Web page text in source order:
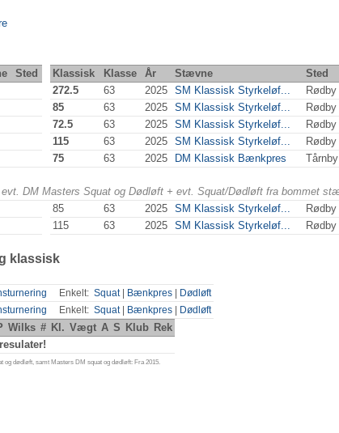
Sted Klassisk Klasse År Stævne
Sted
272.5 63 2025 SM Klassisk Styrkeløf...
Rødby
85 63 2025 SM Klassisk Styrkeløf...
Rødby
72.5 63 2025 SM Klassisk Styrkeløf...
Rødby
115 63 2025 SM Klassisk Styrkeløf...
Rødby
75 63 2025 DM Klassisk Bænkpres
DM Masters Squat og Dødløft + evt. Squat/Dødløft fra bommet
85 63 2025 SM Klassisk Styrkeløf...
Rødby
115 63 2025 SM Klassisk Styrkeløf... Rødby
klassisk
Enkelt: Squat| Bænkpres
Dødløft
Enkelt: Squat| Bænkpres Dødløft
Wilks # Kl. Vægt A S Klub Rek
dødløft, samt Masters DM squat og dødløft: Fra 2015.